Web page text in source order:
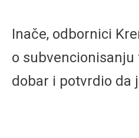
Inače, odbornici
o
dobar i potvrdio da